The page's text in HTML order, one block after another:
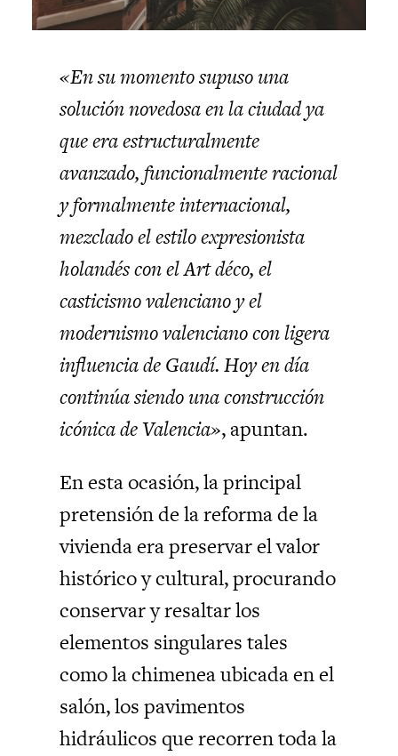
«En su momento supuso una
solución novedosa en la ciudad ya
que era estructuralmente
avanzado, funcionalmente racional
y formalmente internacional,
mezclado el estilo expresionista
holandés con el Art déco, el
casticismo valenciano y el
modernismo valenciano con ligera
influencia de Gaudí. Hoy en día
continúa siendo una construcción
icónica de Valencia», apuntan.
En esta ocasión, la principal
pretensión de la reforma de la
vivienda era preservar el valor
histórico y cultural, procurando
conservar y resaltar los
elementos singulares tales
como la chimenea ubicada en el
salón, los pavimentos
hidráulicos que recorren toda la